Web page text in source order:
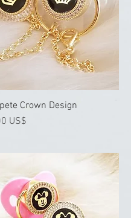
Vista rápida
Crown Design
US$